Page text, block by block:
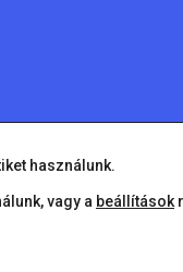
használunk.
vagy a beállítások